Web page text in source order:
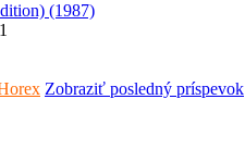
(1987)
Zobraziť posledný príspevok